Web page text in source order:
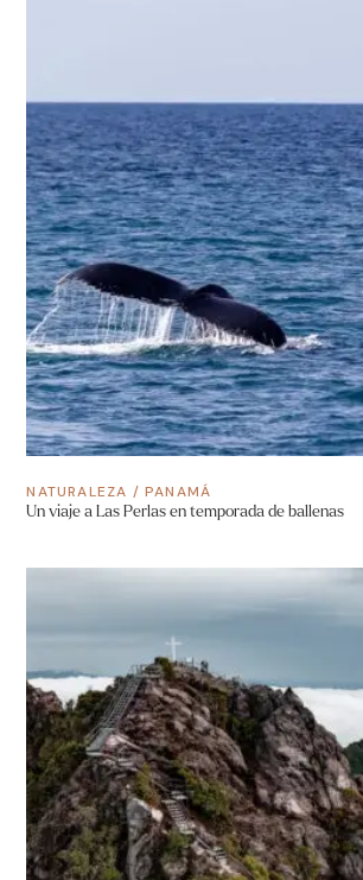
NATURALEZA /PANAMÁ
Un viaje a Las Perlas en temporada de ballenas